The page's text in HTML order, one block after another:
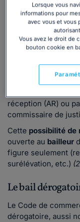
convenir,
rupture
9 ans) peut
notamment être
tous les 3
mettre fin au bail,
réception (AR) ou
commissaire de
Cette possibilité de
ouverte au bailleur
figure seulement
surélévation, etc.)
Le bail
Le Code de
dérogatoire, aussi
Lorsque vous
informations pour
avec vous et vous
Vous avez le droit de
bouton cookie en